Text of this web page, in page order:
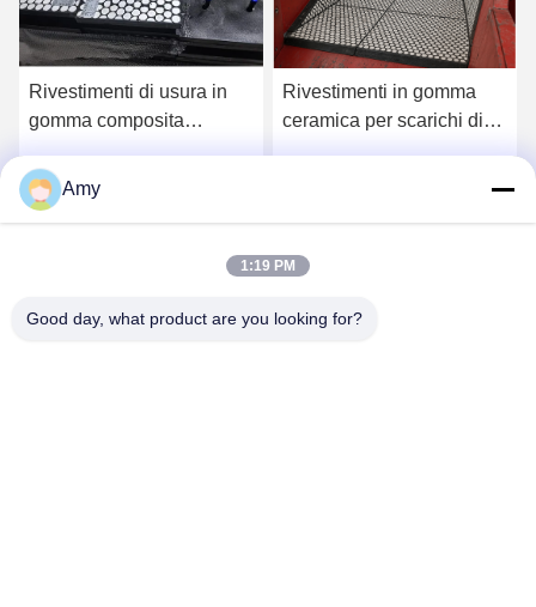
Rivestimenti di usura in
gomma composita
trattamento del carbone
nelle centrali elettriche
Rivestimenti in gomma
ceramica per scarichi di
Amy
1:19 PM
Good day, what product are you looking for?